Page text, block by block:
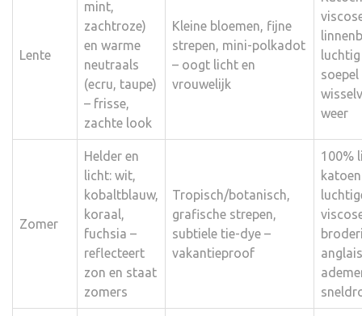
Lente
mint,
zachtroze)
en warme
neutraals
(ecru, taupe)
– frisse,
zachte look
Kleine bloemen, fijne
strepen, mini-polkadot
– oogt licht en
vrouwelijk
weer
Zomer
Helder en
licht: wit,
kobaltblauw,
koraal,
fuchsia –
reflecteert
zon en staat
zomers
Tropisch/botanisch,
grafische strepen,
subtiele tie-dye –
vakantieproof
100%